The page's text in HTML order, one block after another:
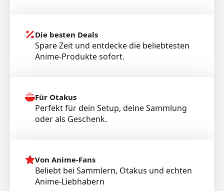
Die besten Deals
Spare Zeit und entdecke die beliebtesten
Anime-Produkte sofort.
Für Otakus
Perfekt für dein Setup, deine Sammlung
oder als Geschenk.
Von Anime-Fans
Beliebt bei Sammlern, Otakus und echten
Anime-Liebhabern